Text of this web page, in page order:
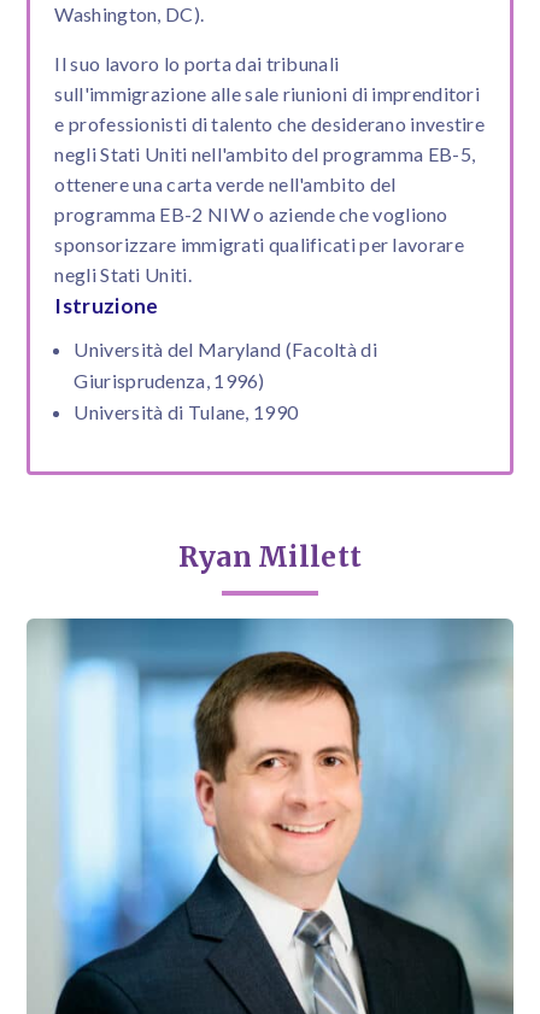
Washington, DC).
Il suo lavoro lo porta dai tribunali
sull'immigrazione alle sale riunioni di imprenditori
e professionisti di talento che desiderano investire
negli Stati Uniti nell'ambito del programma EB-5,
ottenere una carta verde nell'ambito del
programma EB-2 NIW o aziende che vogliono
sponsorizzare immigrati qualificati per lavorare
negli Stati Uniti.
Istruzione
Università del Maryland (Facoltà di
Giurisprudenza, 1996)
Università di Tulane, 1990
Ryan Millett